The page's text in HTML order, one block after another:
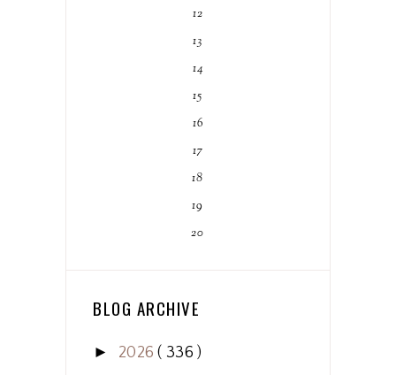
12
13
14
15
16
17
18
19
20
BLOG ARCHIVE
► 2026( 336 )